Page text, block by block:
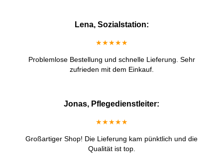
Lena, Sozialstation:
★★★★★
Problemlose Bestellung und schnelle Lieferung. Sehr
zufrieden mit dem Einkauf.
Jonas, Pflegedienstleiter:
★★★★★
Großartiger Shop! Die Lieferung kam pünktlich und die
Qualität ist top.